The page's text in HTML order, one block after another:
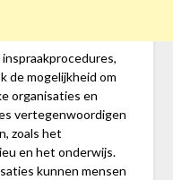
de mogelijkheid om
organisaties en
vertegenwoordigen
zoals het
en het onderwijs.
kunnen mensen